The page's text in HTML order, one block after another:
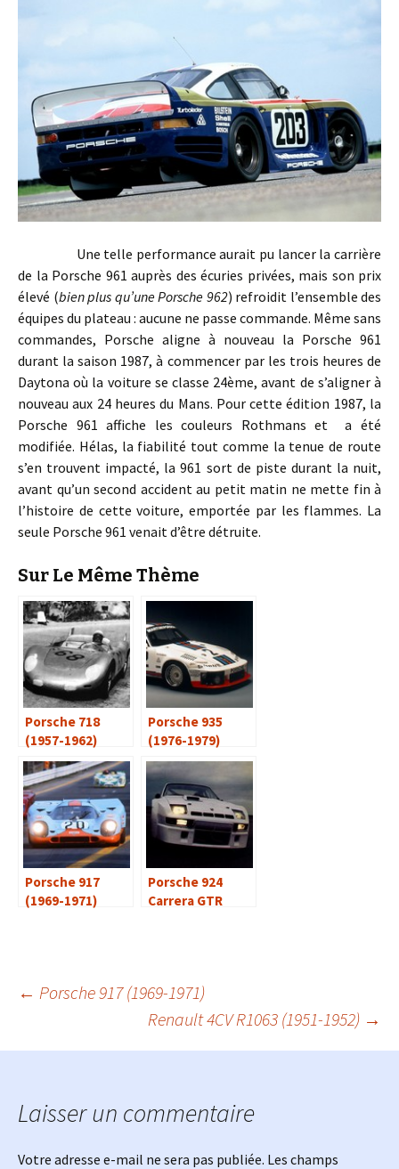
Une telle performance aurait pu lancer la carrière
de la Porsche 961 auprès des écuries privées, mais son prix
élevé (bien plus qu’une Porsche 962) refroidit l’ensemble des
équipes du plateau : aucune ne passe commande. Même sans
commandes, Porsche aligne à nouveau la Porsche 961
durant la saison 1987, à commencer par les trois heures de
Daytona où la voiture se classe 24ème, avant de s’aligner à
nouveau aux 24 heures du Mans. Pour cette édition 1987, la
Porsche 961 affiche les couleurs Rothmans et a été
modifiée. Hélas, la fiabilité tout comme la tenue de route
s’en trouvent impacté, la 961 sort de piste durant la nuit,
avant qu’un second accident au petit matin ne mette fin à
l’histoire de cette voiture, emportée par les flammes. La
seule Porsche 961 venait d’être détruite.
Sur Le Même Thème
Porsche 718
(1957-1962)
Porsche 935
(1976-1979)
Porsche 917
(1969-1971)
Porsche 924
Carrera GTR
Navigation
des
articles
← Porsche 917 (1969-1971)
Renault 4CV R1063 (1951-1952) →
Laisser un commentaire
Votre adresse e-mail ne sera pas publiée. Les champs